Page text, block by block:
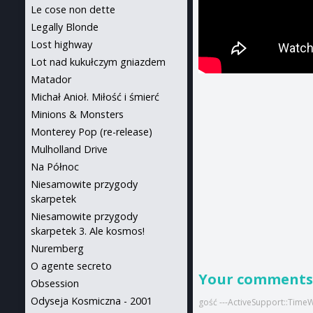
Your comments
gość ---
Le cose non dette
Legally Blonde
Lost highway
Lot nad kukułczym gniazdem
Matador
Michał Anioł. Miłość i śmierć
Minions & Monsters
Monterey Pop (re-release)
Mulholland Drive
Na Północ
Niesamowite przygody
skarpetek
Niesamowite przygody
skarpetek 3. Ale kosmos!
Nuremberg
O agente secreto
Obsession
Odyseja Kosmiczna - 2001